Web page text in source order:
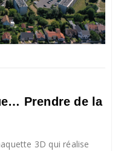
Prendre de la
3D qui réalise